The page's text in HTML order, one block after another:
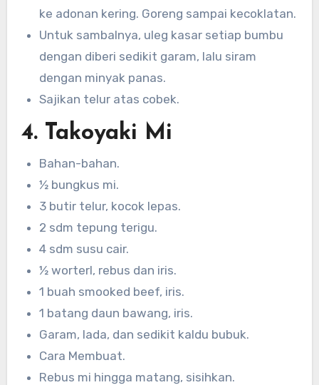
ke adonan kering. Goreng sampai kecoklatan.
Untuk sambalnya, uleg kasar setiap bumbu
dengan diberi sedikit garam, lalu siram
dengan minyak panas.
Sajikan telur atas cobek.
4. Takoyaki Mi
Bahan-bahan.
½ bungkus mi.
3 butir telur, kocok lepas.
2 sdm tepung terigu.
4 sdm susu cair.
½ worterl, rebus dan iris.
1 buah smooked beef, iris.
1 batang daun bawang, iris.
Garam, lada, dan sedikit kaldu bubuk.
Cara Membuat.
Rebus mi hingga matang, sisihkan.